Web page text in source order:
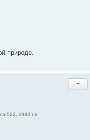
природе.
522, 1982 г.в.
−